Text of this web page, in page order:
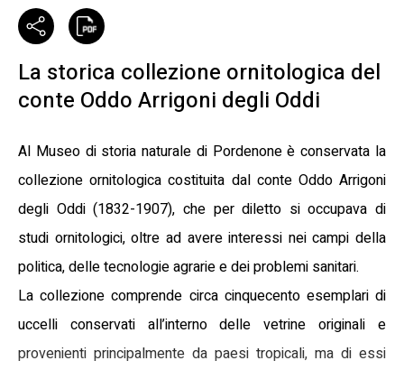
La storica collezione ornitologica del
conte Oddo Arrigoni degli Oddi
Al Museo di storia naturale di Pordenone è conservata la
collezione ornitologica costituita dal conte Oddo Arrigoni
degli Oddi (1832-1907), che per diletto si occupava di
studi ornitologici, oltre ad avere interessi nei campi della
politica, delle tecnologie agrarie e dei problemi sanitari.
La collezione comprende circa cinquecento esemplari di
uccelli conservati all’interno delle vetrine originali e
provenienti principalmente da paesi tropicali, ma di essi